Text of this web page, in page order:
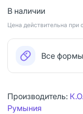
В наличии
Цена действительна при
Все
Производитель:
Румыния